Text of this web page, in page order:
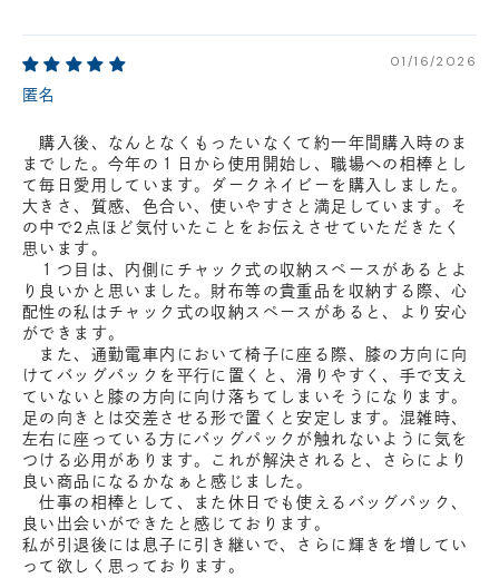
01/16/2026
匿名
購入後、なんとなくもったいなくて約一年間購入時のま
までした。今年の１日から使用開始し、職場への相棒とし
て毎日愛用しています。ダークネイビーを購入しました。
大きさ、質感、色合い、使いやすさと満足しています。そ
の中で2点ほど気付いたことをお伝えさせていただきたく
思います。
１つ目は、内側にチャック式の収納スペースがあるとよ
り良いかと思いました。財布等の貴重品を収納する際、心
配性の私はチャック式の収納スペースがあると、より安心
ができます。
また、通勤電車内において椅子に座る際、膝の方向に向
けてバッグパックを平行に置くと、滑りやすく、手で支え
ていないと膝の方向に向け落ちてしまいそうになります。
足の向きとは交差させる形で置くと安定します。混雑時、
左右に座っている方にバッグパックが触れないように気を
つける必用があります。これが解決されると、さらにより
良い商品になるかなぁと感じました。
仕事の相棒として、また休日でも使えるバッグパック、
良い出会いができたと感じております。
私が引退後には息子に引き継いで、さらに輝きを増してい
って欲しく思っております。